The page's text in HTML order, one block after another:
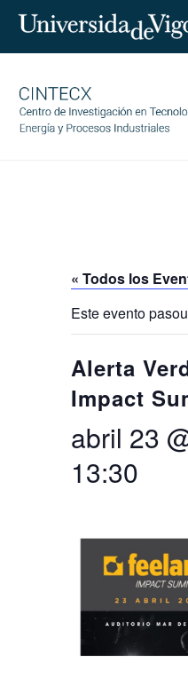
Servicios
Comunicación
Igualdad
EN Search
Buscar
por:
« Todos los
Este evento
Alerta
Impact
abril 23
13:30